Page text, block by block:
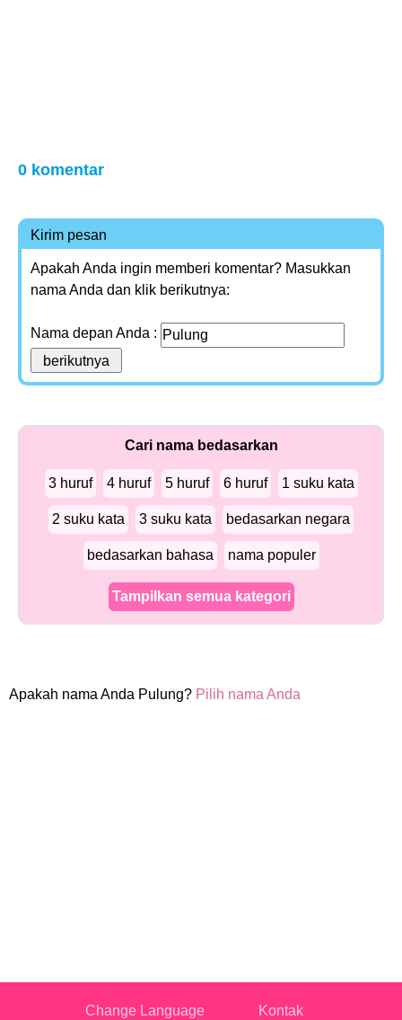
0 komentar
Kirim pesan
Apakah Anda ingin memberi komentar? Masukkan
nama Anda dan klik berikutnya:
Nama depan Anda :
Cari nama bedasarkan
3 huruf 4 huruf 5 huruf 6 huruf 1 suku kata
2 suku kata 3 suku kata bedasarkan negara
bedasarkan bahasa nama populer
Tampilkan semua kategori
Apakah nama Anda Pulung? Pilih nama Anda
Change Language Kontak